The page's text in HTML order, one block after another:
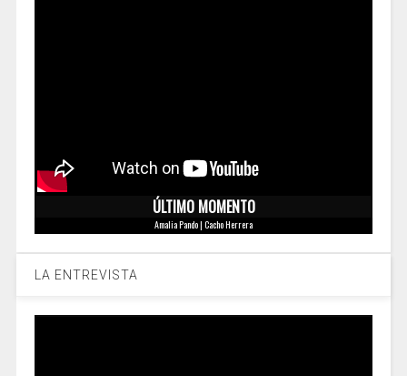
ÚLTIMO MOMENTO
Amalia Pando | Cacho Herrera
LA ENTREVISTA